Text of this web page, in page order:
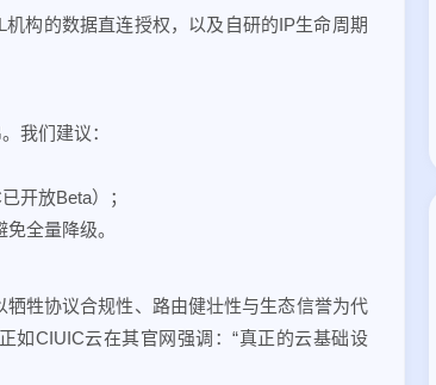
构的数据直连授权，以及自研的IP生命周期
我们建议：
开放Beta）；
全量降级。
牺牲协议合规性、路由健壮性与生态信誉为代
如CIUIC云在其官网强调：“真正的云基础设